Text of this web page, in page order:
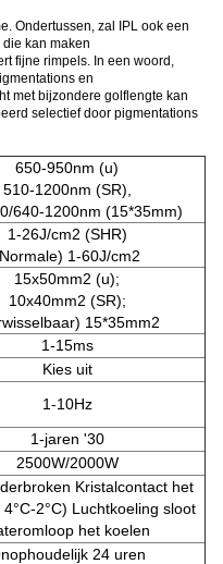
Ondertussen, zal IPL ook een
kan maken
fijne rimpels. In een woord,
en
met bijzondere golflengte kan
selectief door pigmentations
650-950nm (u)
510-1200nm (SR),
640-1200nm (15*35mm)
1-26J/cm2 (SHR)
1-60J/cm2
15x50mm2 (u);
10x40mm2 (SR);
15*35mm2
1-15ms
Kies uit
1-10Hz
1-jaren '30
2500W/2000W
Kristalcontact het
2°C) Luchtkoeling sloot
het koelen
24 uren